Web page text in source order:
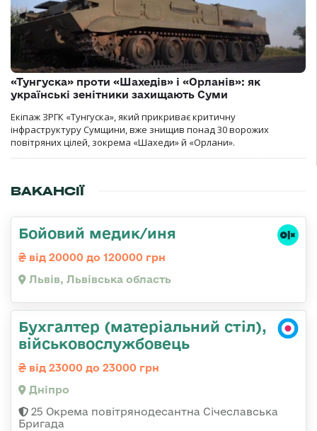
«Тунгуска» проти «Шахедів» і «Орланів»: як
українські зенітники захищають Суми
Екіпаж ЗРГК «Тунгуска», який прикриває критичну
інфраструктуру Сумщини, вже знищив понад 30 ворожих
повітряних цілей, зокрема «Шахеди» й «Орлани».
ВАКАНСІЇ
Бойовий медик/иня
від 20000 до 120000 грн
Львів, Львівська область
Бухгалтер (матеріальний стіл),
військовослужбовець
від 23000 до 23000 грн
Дніпро
25 Окрема повітрянодесантна Січеславська
Бригада